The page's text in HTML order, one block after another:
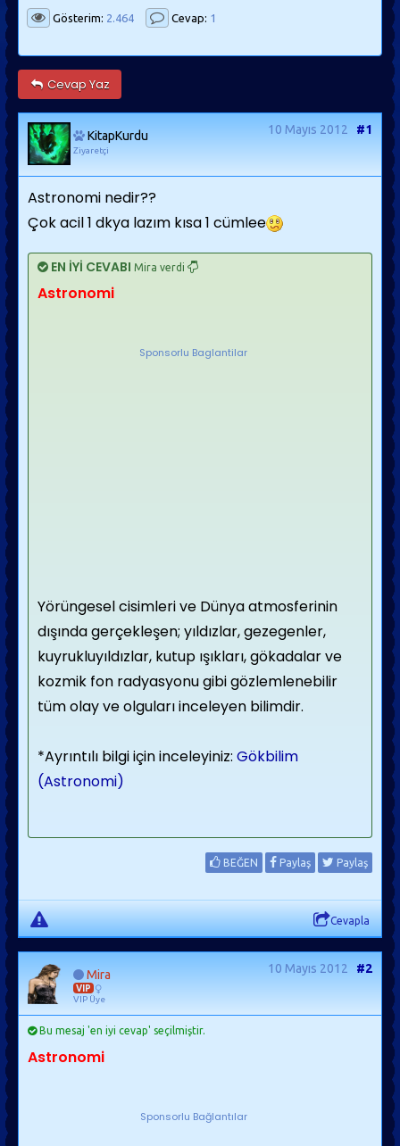
Gösterim: 2.464 Cevap: 1
Cevap Yaz
KitapKurdu
Ziyaretçi
10 Mayıs 2012 #1
Astronomi nedir??
Çok acil 1 dkya lazım kısa 1 cümlee
EN İYİ CEVABI Mira verdi
Astronomi
Sponsorlu Baglantilar
Yörüngeselcisimleri ve Dünya atmosferinin
dışında gerçekleşen; yıldızlar,gezegenler,
kuyrukluyıldızlar, kutup ışıkları,gökadalarve
kozmik fon radyasyonugibi gözlemlenebilir
tüm olay ve olguları inceleyen bilimdir.
*Ayrıntılı bilgi için inceleyiniz: Gökbilim
(Astronomi)
BEĞEN Paylaş Paylaş
Cevapla
Mira
VIP
VIP Üye
10 Mayıs 2012 #2
Bu mesaj 'en iyi cevap' seçilmiştir.
Astronomi
Sponsorlu Bağlantılar